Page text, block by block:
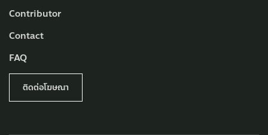
Contributor
Contact
FAQ
ติดต่อโฆษณา